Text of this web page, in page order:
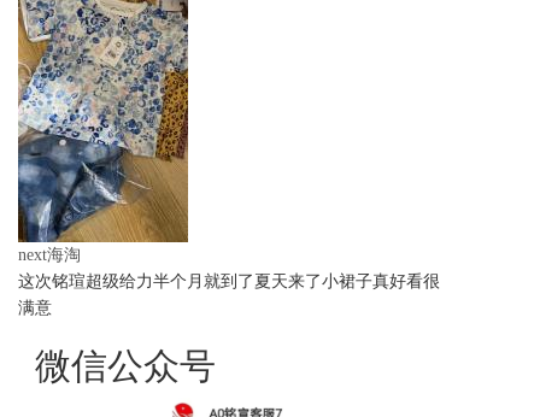
next海淘
这次铭瑄超级给力半个月就到了夏天来了小裙子真好看很
满意
微信公众号